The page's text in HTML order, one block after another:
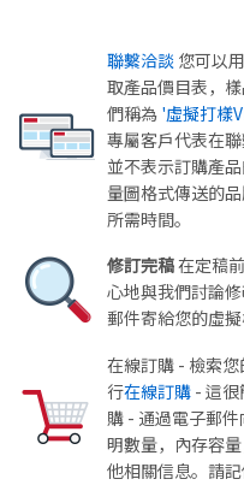
聯繫洽談 您可以
取產品價目表，
們稱為 '虛擬打樣
專屬客戶代表在
並不表示訂購產
量圖格式傳送的
所需時間。
修訂完稿在定稿
心地與我們討論
郵件寄給您的虛擬
在線訂購 - 檢索
行在線訂購 - 這
購 - 通過電子郵
明數量，內存容
他相關信息。請